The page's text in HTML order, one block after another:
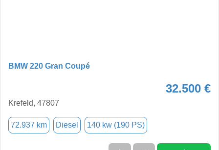
BMW 220 Gran Coupé
32.500 €
Krefeld, 47807
72.937 km Diesel 140 kw (190 PS)